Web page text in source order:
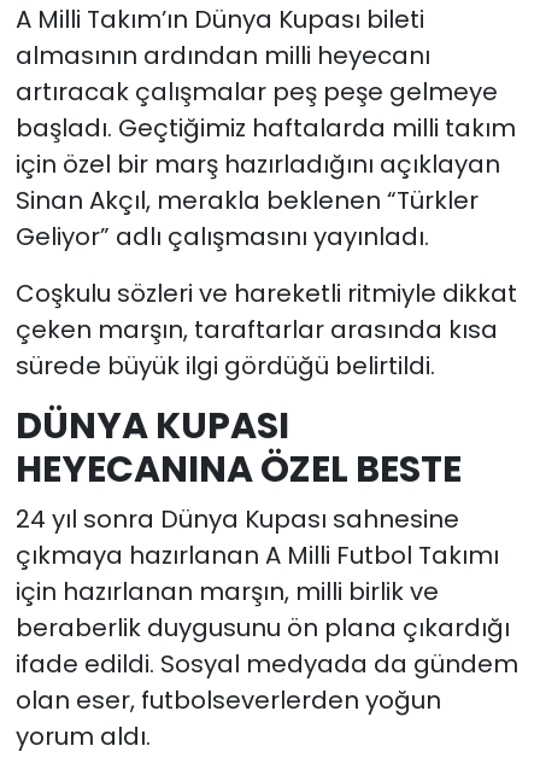
A Milli Takım’ın Dünya Kupası bileti
almasının ardından milli heyecanı
artıracak çalışmalar peş peşe gelmeye
başladı. Geçtiğimiz haftalarda milli takım
için özel bir marş hazırladığını açıklayan
Sinan Akçıl, merakla beklenen “Türkler
Geliyor” adlı çalışmasını yayınladı.
Coşkulu sözleri ve hareketli ritmiyle dikkat
çeken marşın, taraftarlar arasında kısa
sürede büyük ilgi gördüğü belirtildi.
DÜNYA KUPASI
HEYECANINA ÖZEL BESTE
24 yıl sonra Dünya Kupası sahnesine
çıkmaya hazırlanan A Milli Futbol Takımı
için hazırlanan marşın, milli birlik ve
beraberlik duygusunu ön plana çıkardığı
ifade edildi. Sosyal medyada da gündem
olan eser, futbolseverlerden yoğun
yorum aldı.